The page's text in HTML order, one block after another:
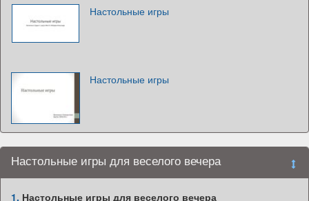
Настольные игры
Настольные игры
Настольные игры для веселого вечера
1. Настольные игры для веселого вечера